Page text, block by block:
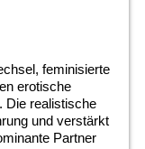
feminisierte
erotische
Die realistische
und verstärkt
Partner